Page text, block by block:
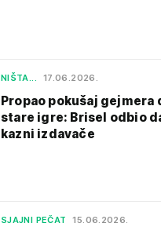
NIŠTA... 17.06.2026.
Propao pokušaj gejmera
stare igre: Brisel odbio
kazni izdavače
SJAJNI PEČAT 15.06.2026.